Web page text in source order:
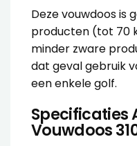
Deze vouwdoos is
producten (tot 70
minder zware
dat geval gebruik
eenenkele golf.
Specificaties
Vouwdoos